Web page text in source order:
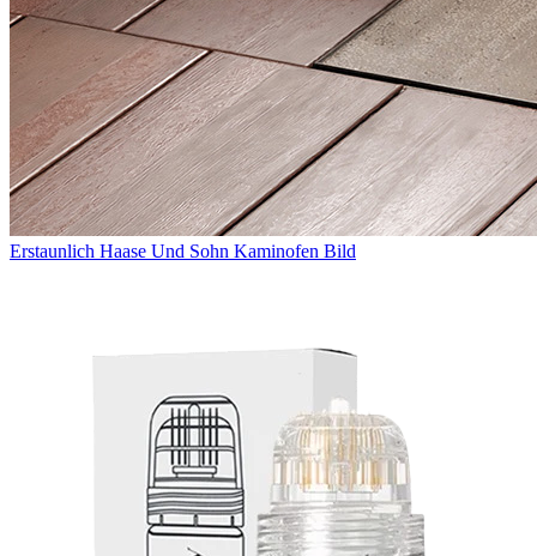
Erstaunlich Haase Und Sohn Kaminofen Bild